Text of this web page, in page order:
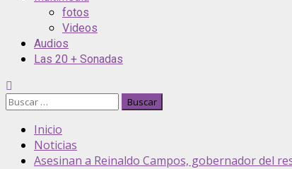
fotos
Videos
Audios
Las 20 + Sonadas
Buscar:
Inicio
Noticias
Asesinan a Reinaldo Campos, gobernador del